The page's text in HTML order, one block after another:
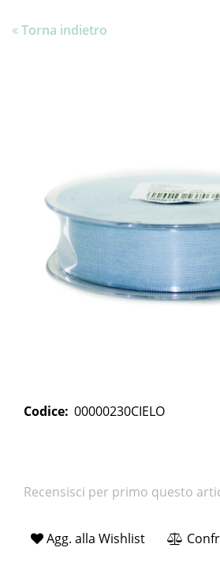
Torna indietro
Codice: 00000230CIELO
Recensisci per primo questo
Agg. alla Wishlist